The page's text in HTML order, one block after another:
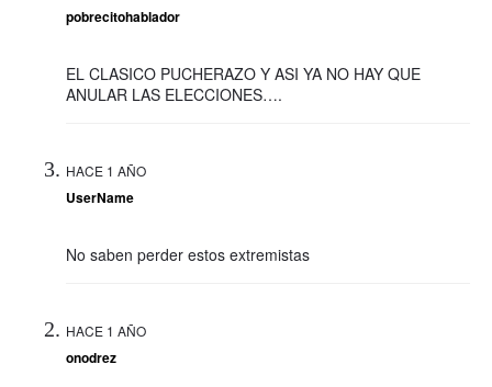
pobrecitohablador
EL CLASICO PUCHERAZO Y ASI YA NO HAY QUE
ANULAR LAS ELECCIONES….
HACE 1 AÑO
UserName
No saben perder estos extremistas
HACE 1 AÑO
onodrez